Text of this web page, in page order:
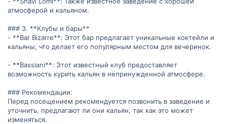
атмосферой и кальяном.
### 3. **Клубы и бары**
- **Bar Bizarre**: Этот бар предлагает уникальные коктейли и
кальяны, что делает его популярным местом для вечеринок.
- **Bassiani**: Этот известный клуб предоставляет
возможность курить кальян в непринужденной атмосфере.
### Рекомендации:
Перед посещением рекомендуется позвонить в заведение и
уточнить, предлагают ли они кальян, так как это может
изменяться.